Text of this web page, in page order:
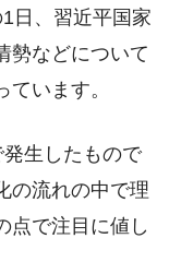
日、習近平国家
勢などについて
います。
生したもので
の流れの中で理
点で注目に値し